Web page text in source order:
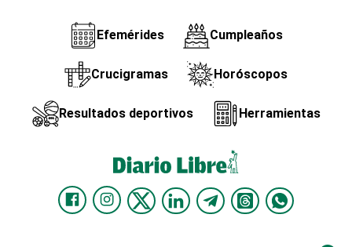
Efemérides Cumpleaños
Crucigramas Horóscopos
Resultados deportivos Herramientas